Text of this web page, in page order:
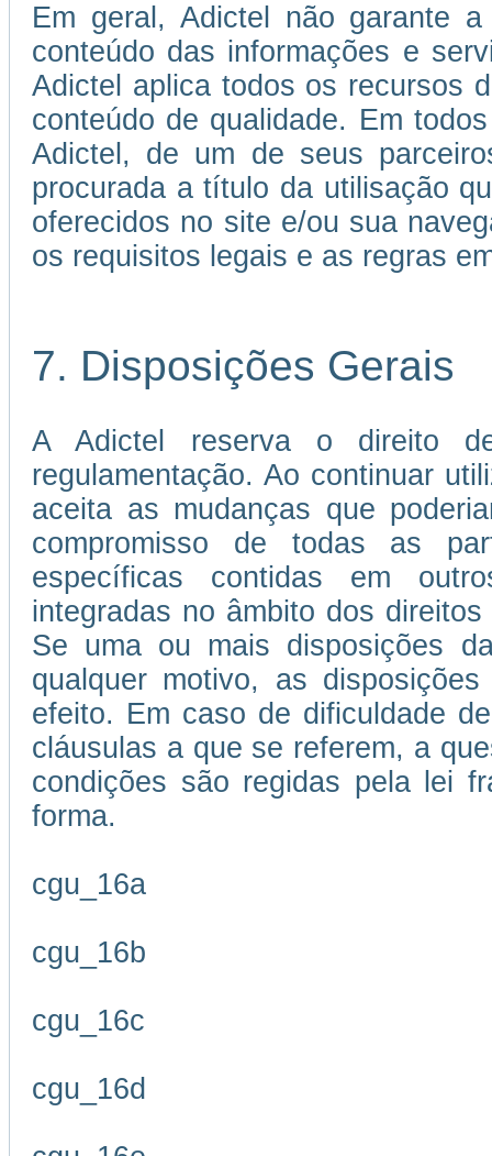
Em geral, Adictel não garante
conteúdo das informações e
Adictel aplica todos os recursos
conteúdo de qualidade. Em
Adictel, de um de seus
procurada a título da utilisação
oferecidos no site e/ou sua
os requisitos legais e as regras
7. Disposições Gerais
A Adictel reserva o direito
regulamentação. Ao continuar
aceita as mudanças que
compromisso de todas as
específicas contidas em
integradas no âmbito dos
Se uma ou mais disposições
qualquer motivo, as
efeito. Em caso de dificuldade
cláusulas a que se referem, a
condições são regidas pela lei
forma.
cgu_16a
cgu_16b
cgu_16c
cgu_16d